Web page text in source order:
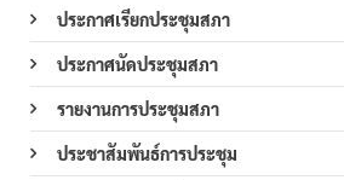
ประกาศเรียกประชุมสภา
ประกาศนัดประชุมสภา
รายงานการประชุมสภา
ประชาสัมพันธ์การประชุม